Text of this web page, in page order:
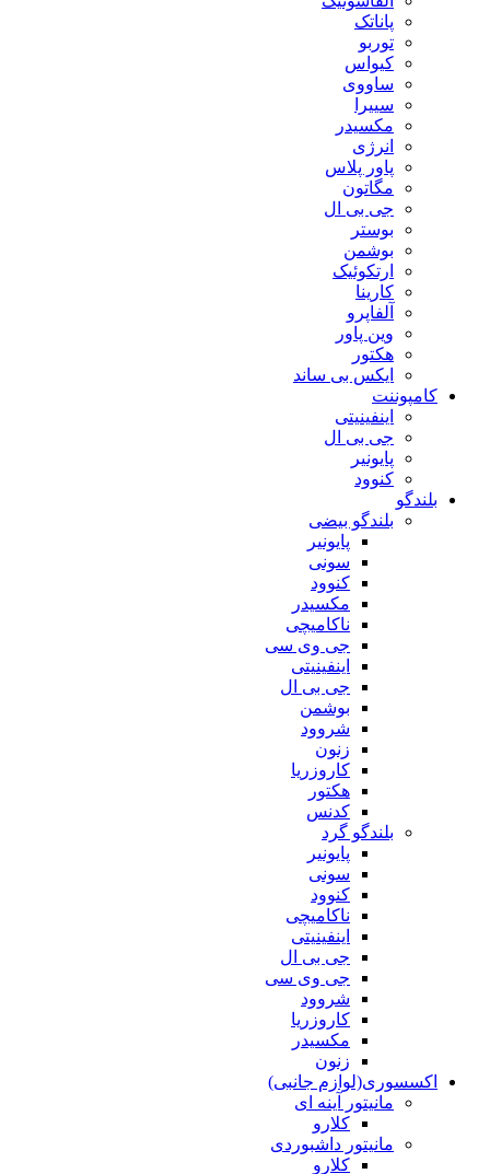
پاناتک
توربو
کیواس
ساووی
سییرا
مکسیدر
انرژی
پاور پلاس
مگاتون
جی بی ال
بوستر
بوشمن
ارتکوئیک
کارینا
آلفاپرو
وین پاور
هکتور
ایکس بی ساند
کامپوننت
اینفینیتی
جی بی ال
پایونیر
کنوود
بلندگو
بلندگو بیضی
پایونیر
سونی
کنوود
مکسیدر
ناکامیچی
جی وی سی
اینفینیتی
جی بی ال
بوشمن
شروود
زنون
کاروزریا
هکتور
کدنس
بلندگو گرد
پایونیر
سونی
کنوود
ناکامیچی
اینفینیتی
جی بی ال
جی وی سی
شروود
کاروزریا
مکسیدر
زنون
اکسسوری(لوازم جانبی)
مانیتور آینه ای
کلارو
مانیتور داشبوردی
کلارو